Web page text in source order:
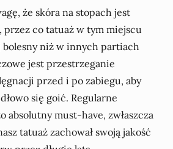
że skóra na stopach jest
co tatuaż w tym miejscu
bolesny niż w innych partiach
jest przestrzeganie
przed i po zabiegu, aby
się goić. Regularne
absolutny must-have, zwłaszcza
tatuaż zachował swoją jakość